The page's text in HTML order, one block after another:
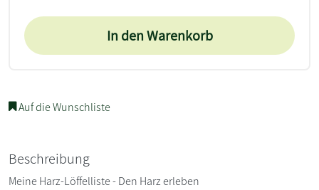
In den Warenkorb
Auf die Wunschliste
Beschreibung
Meine Harz-Löffelliste - Den Harz erleben